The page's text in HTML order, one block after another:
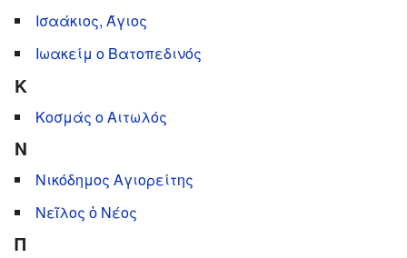
Ισαάκιος, Άγιος
Ιωακείμ ο Βατοπεδινός
Κ
Κοσμάς ο Αιτωλός
Ν
Νικόδημος Αγιορείτης
Νεῖλος ὁ Νέος
Π